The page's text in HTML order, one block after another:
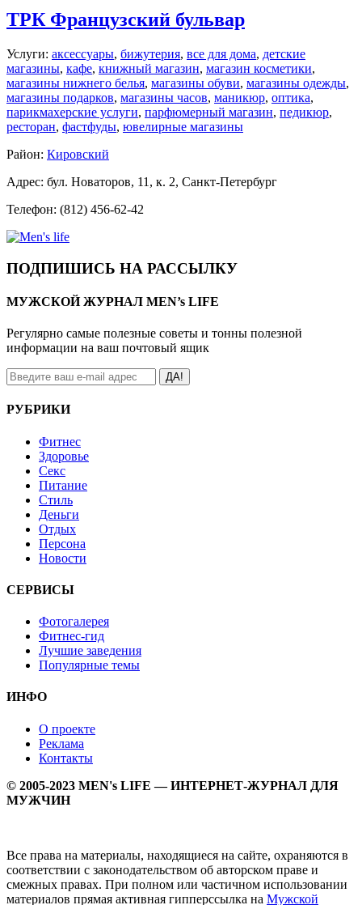
ТРК Французский бульвар
Услуги: аксессуары, бижутерия, все для дома, детские
магазины, кафе, книжный магазин, магазин косметики,
магазины нижнего белья, магазины обуви, магазины одежды,
магазины подарков, магазины часов, маникюр, оптика,
парикмахерские услуги, парфюмерный магазин, педикюр,
ресторан, фастфуды, ювелирные магазины
Район: Кировский
Адрес: бул. Новаторов, 11, к. 2, Санкт-Петербург
Телефон: (812) 456-62-42
ПОДПИШИСЬ НА РАССЫЛКУ
МУЖСКОЙ ЖУРНАЛ MEN’s LIFE
Регулярно самые полезные советы и тонны полезной
информации на ваш почтовый ящик
ДА!
РУБРИКИ
Фитнес
Здоровье
Секс
Питание
Стиль
Деньги
Отдых
Персона
Новости
СЕРВИСЫ
Фотогалерея
Фитнес-гид
Лучшие заведения
Популярные темы
ИНФО
О проекте
Реклама
Контакты
© 2005-2023 MEN's LIFE — ИНТЕРНЕТ-ЖУРНАЛ ДЛЯ
МУЖЧИН
Все права на материалы, находящиеся на сайте, охраняются в
соответствии с законодательством об авторском праве и
смежных правах. При полном или частичном использовании
материалов прямая активная гипперссылка на Мужской